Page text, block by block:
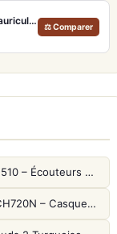
Sennheiser IE 100 Pro – Écouteurs intra-auriculaires transparents pour monitoring live
⚖ Comparer
Sony WF-C510 – Écouteurs True Wireless compacts, autonomie 22h et multipoint
Sony WH-CH720N – Casque ANC 35h, Ultra-léger (192g) avec Processeur V1